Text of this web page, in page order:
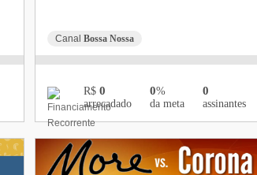
Canal Bossa Nossa
R$ 0
arrecadado
0%
da meta
0
assinantes